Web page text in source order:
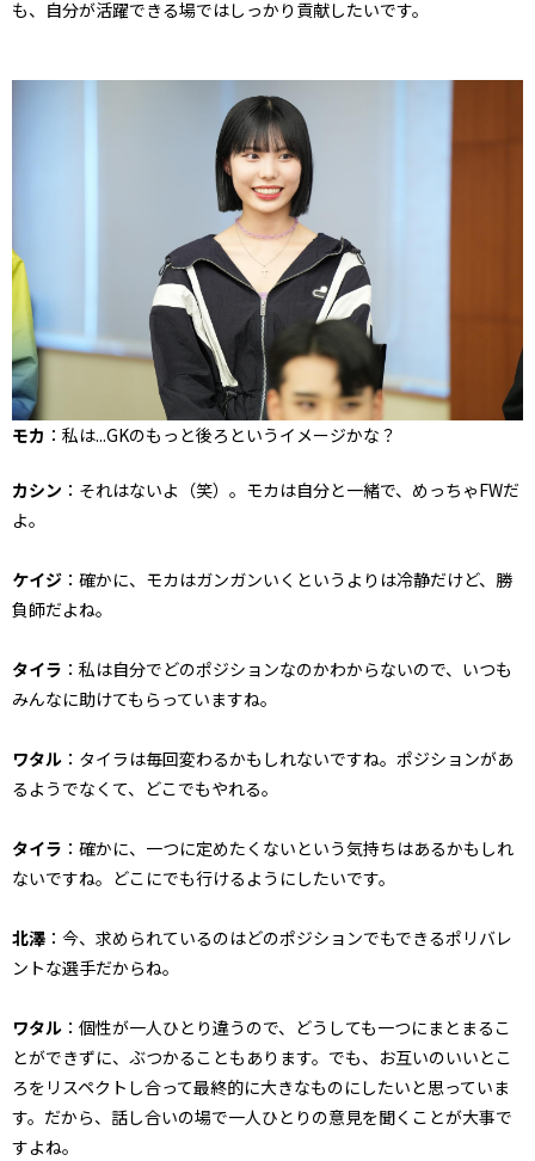
も、自分が活躍できる場ではしっかり貢献したいです。
モカ ：私は...GKのもっと後ろというイメージかな？
カシン ：それはないよ（笑）。モカは自分と一緒で、めっちゃFWだ
よ。
ケイジ ：確かに、モカはガンガンいくというよりは冷静だけど、勝
負師だよね。
タイラ ：私は自分でどのポジションなのかわからないので、いつも
みんなに助けてもらっていますね。
ワタル ：タイラは毎回変わるかもしれないですね。ポジションがあ
るようでなくて、どこでもやれる。
タイラ ：確かに、一つに定めたくないという気持ちはあるかもしれ
ないですね。どこにでも行けるようにしたいです。
北澤 ：今、求められているのはどのポジションでもできるポリバレ
ントな選手だからね。
ワタル ：個性が一人ひとり違うので、どうしても一つにまとまるこ
とができずに、ぶつかることもあります。でも、お互いのいいとこ
ろをリスペクトし合って最終的に大きなものにしたいと思っていま
す。だから、話し合いの場で一人ひとりの意見を聞くことが大事で
すよね。